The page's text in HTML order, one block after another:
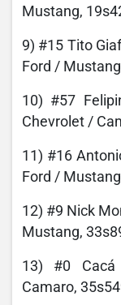
Mustang,
9) #15 Tito
Ford /
10) #57
Chevrolet /
11) #16
Ford /
12) #9 Nick
Mustang,
13) #0 Cacá
Camaro,